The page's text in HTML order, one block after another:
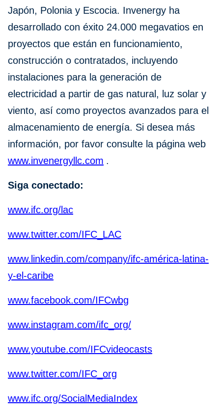
Japón, Polonia y Escocia. Invenergy ha
desarrollado con éxito 24.000 megavatios en
proyectos que están en funcionamiento,
construcción o contratados, incluyendo
instalaciones para la generación de
electricidad a partir de gas natural, luz solar y
viento, así como proyectos avanzados para el
almacenamiento de energía. Si desea más
información, por favor consulte la página web
www.invenergyllc.com .
Siga conectado:
www.ifc.org/lac
www.twitter.com/IFC_LAC
www.linkedin.com/company/ifc-américa-latina-
y-el-caribe
www.facebook.com/IFCwbg
www.instagram.com/ifc_org/
www.youtube.com/IFCvideocasts
www.twitter.com/IFC_org
www.ifc.org/SocialMediaIndex